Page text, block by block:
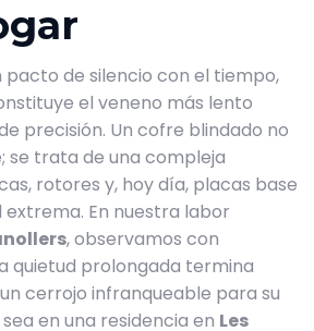
pacto de silencio con el tiempo,
el veneno más lento
precisión. Un cofre blindado no
se trata de una compleja
rotores y, hoy día, placas base
extrema. En nuestra labor
, observamos con
quietud prolongada termina
cerrojo infranqueable para su
en una residencia en Les